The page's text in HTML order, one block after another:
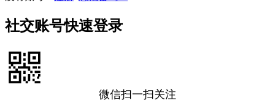
社交账号快速登录
微信扫一扫关注